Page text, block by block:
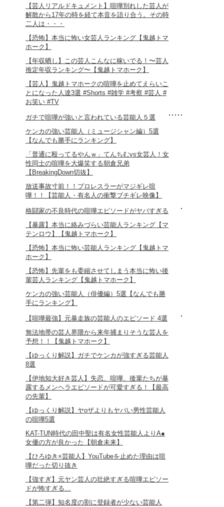
【芸人リアルドキュメント】喧嘩別れした芸人が
解散から17年の時を経て本音を語り合う。その時
二人は・・・
【恐怖】本当に怖い女芸人ランキング【鬼越トマ
ホーク】
【年収晒し】この芸人こんなに稼いでる！〜芸人
推定年収ランキング〜【鬼越トマホーク】
【芸人】鬼越トマホークの喧嘩を止めてえらいこ
とになった人達3選 #Shorts #雑学 #考察 #芸人 #
お笑い #TV
ガチで喧嘩が強いと言われている芸能人５選
ケンカの強い芸能人（ミュージシャン編）5選
【なんでも勝手にランキング】
「普通に殴ってるやんｗ」てんちむvs女芸人！女
性同士の喧嘩を大爆笑する朝倉兄弟
【BreakingDown切抜】
放送事故寸前！！プロレスラーがマジギレ喧
嘩！！【芸能人・有名人の衝撃ブチギレ映像】
格闘家の不良時代の喧嘩エピソードがヤバすぎる
【暴露】本当に絡みづらい芸能人ランキング【マ
テンロウ】【鬼越トマホーク】
【恐怖】本当に怖い芸能人ランキング【鬼越トマ
ホーク】
【恐怖】先輩をも委縮させてしまう本当に怖い後
輩芸人ランキング【鬼越トマホーク】
ケンカの強い芸能人（俳優編）5選【なんでも勝
手にランキング】
【喧嘩最強】元暴走族の芸能人のエピソード 4選
無法地帯の芸人界隈から来年捕まりそうな芸人を
予想！！【鬼越トマホーク】
【ゆっくり解説】ガチでケンカが強すぎる芸能人
8選
【伊地知大好き芸人】失恋、喧嘩、後輩たちが暴
露するメンヘラエピソードが可愛すぎる！【最高
の先輩】
【ゆっくり解説】ヤoザよりもヤバい男性芸能人
の喧嘩5選
KAT-TUN時代の田中聖は有名女性芸能人よりA●
女優の方が良かった【朝倉未来】
【ひろゆき×芸能人】YouTubeを止めた理由は喧
嘩だった切り抜き
【強すぎ】元ヤン芸人の壮絶すぎる喧嘩エピソー
ドが怖すぎる…
【第二弾】知名度の割に登録者が少ない芸能人